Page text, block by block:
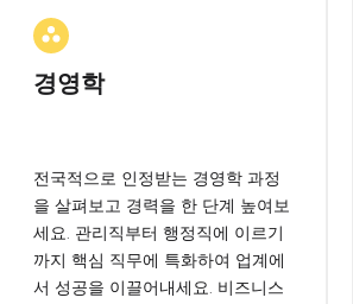
경영학
전국적으로 인정받는 경영학 과정
을 살펴보고 경력을 한 단계 높여보
세요. 관리직부터 행정직에 이르기
까지 핵심 직무에 특화하여 업계에
서 성공을 이끌어내세요. 비즈니스